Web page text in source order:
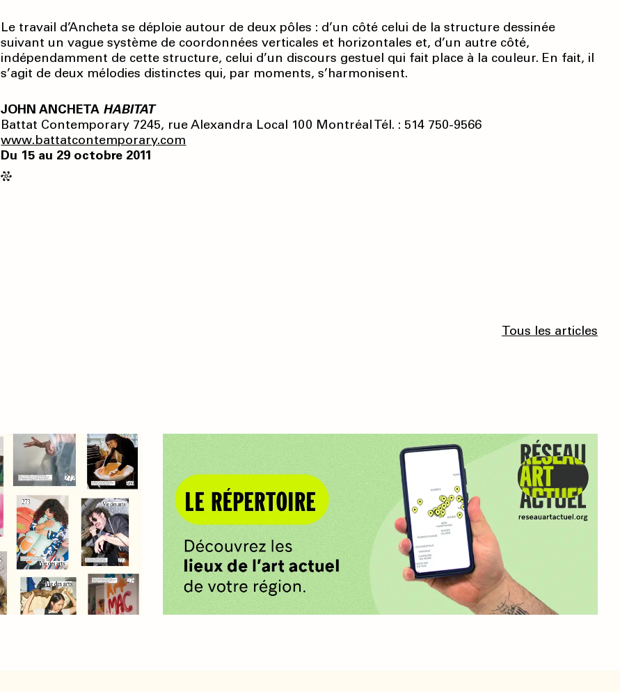
Le travail d’Ancheta se déploie autour de deux pôles : d’un côté celui de la structure dessinée
suivant un vague système de coordonnées verticales et horizontales et, d’un autre côté,
indépendamment de cette structure, celui d’un discours gestuel qui fait place à la couleur. En fait, il
s’agit de deux mélodies distinctes qui, par moments, s’harmonisent.
JOHN ANCHETA HABITAT
Battat Contemporary 7245, rue Alexandra Local 100 Montréal Tél. : 514 750-9566
www.battatcontemporary.com
Du 15 au 29 octobre 2011
Tous les articles